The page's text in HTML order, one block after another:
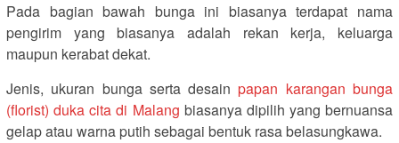
Pada bagian bawah bunga ini biasanya terdapat nama
pengirim yang biasanya adalah rekan kerja, keluarga
maupun kerabat dekat.
Jenis, ukuran bunga serta desainpapan karangan bunga
(florist) duka cita di Malang biasanya dipilih yang bernuansa
gelap atau warna putih sebagai bentuk rasa belasungkawa.